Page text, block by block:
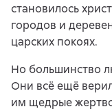
становилось
городов и
царских покоях.
Но большинство
Они всё ещё
им щедрые